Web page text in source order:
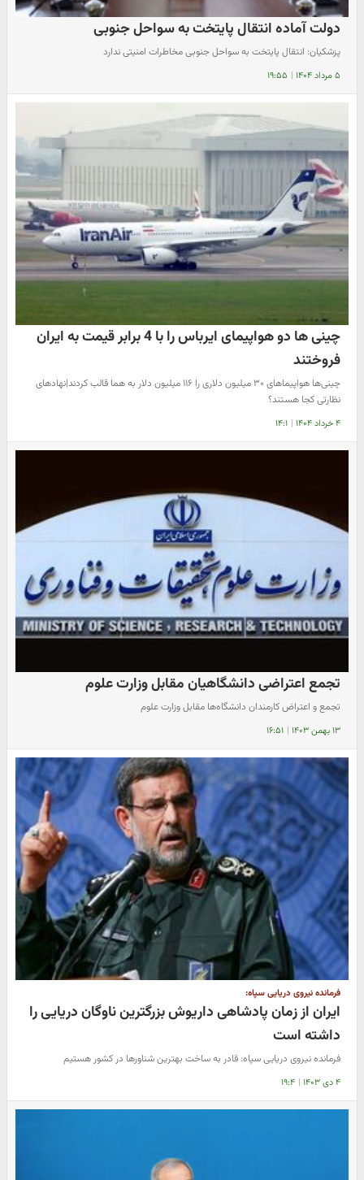
دولت آماده انتقال پایتخت به سواحل جنوبی
پزشکیان: انتقال پایتخت به سواحل جنوبی مخاطرات امنیتی ندارد
۵ مرداد ۱۴۰۴ | ۱۹:۵۵
چینی ها دو هواپیمای ایرباس را با 4 برابر قیمت به ایران
فروختند
چینی‌ها هواپیماهای ۳۰ میلیون دلاری را ۱۱۶ میلیون دلار به هما قالب کردند|نهادهای
نظارتی کجا هستند؟
۴ خرداد ۱۴۰۴ | ۱۴:۱
تجمع اعتراضی دانشگاهیان مقابل وزارت علوم
تجمع و اعتراض کارمندان دانشگاه‌ها مقابل وزارت علوم
۱۳ بهمن ۱۴۰۳ | ۱۶:۵۱
فرمانده نیروی دریایی سپاه:
ایران از زمان پادشاهی داریوش بزرگترین ناوگان دریایی را
داشته است
فرمانده نیروی دریایی سپاه: قادر به ساخت بهترین شناورها در کشور هستیم
۴ دی ۱۴۰۳ | ۱۹:۴